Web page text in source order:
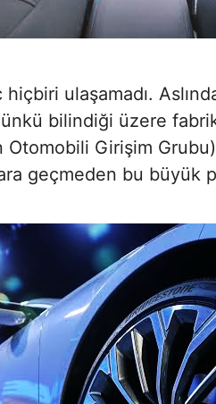
ulaşamadı.
bilindiği üzere
Otomobili Girişim
geçmeden bu büyük